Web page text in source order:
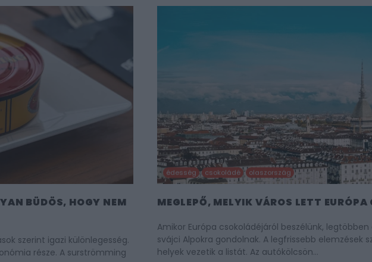
BÜDÖS, HOGY NEM
szerint igazi különlegesség.
része. A surströmming
édesség csokoládé olaszország
MEGLEPŐ, MELYIK VÁROS LETT
Amikor Európa csokoládéjáról beszélünk,
svájci Alpokra gondolnak. A legfrissebb elemzések
helyek vezetik a listát. Az autókölcsön…